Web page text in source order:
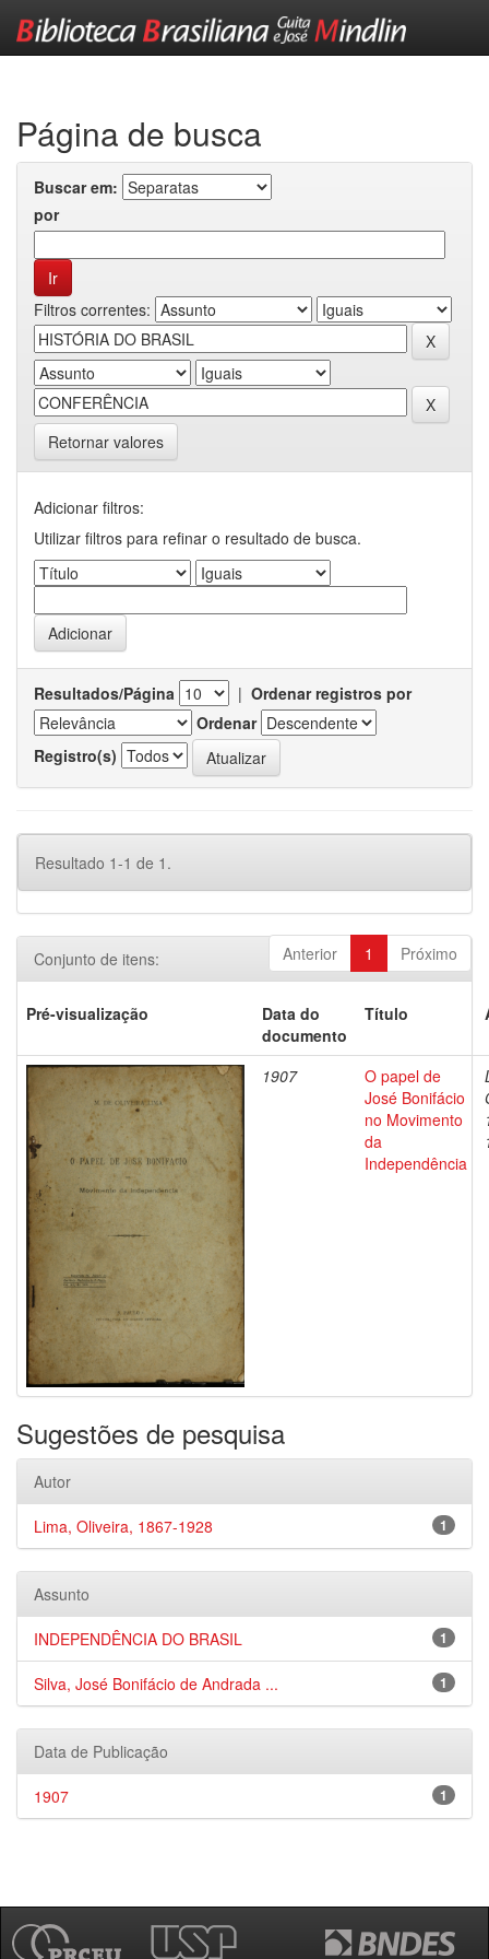
Página de busca
Buscar em:
por
Filtros correntes:
Retornar valores
Adicionar filtros:
Utilizar filtros para refinar o resultado de busca.
Resultados/Página | Ordenar registros por
Ordenar
Registro(s)
Resultado 1-1 de 1.
Anterior 1 Próximo
Conjunto de itens:
Pré-visualização
Data do
documento
Título
1907
O papel de
José Bonifácio
no Movimento
da
Independência
Sugestões de pesquisa
Autor
1
Lima, Oliveira, 1867-1928
Assunto
1
INDEPENDÊNCIA DO BRASIL
1
Silva, José Bonifácio de Andrada ...
Data de Publicação
1
1907